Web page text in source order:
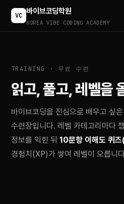
VC 바이브코딩학원
KOREA VIBE CODING ACADEMY
TRAINING · 무료 수련
읽고, 풀고, 레벨을
바이브코딩을 진심으로 배우고 싶
수련장입니다. 레벨 카테고리마다
정보를 익힌 뒤 10문항 이해도 퀴즈
경험치(XP)가 쌓여 레벨이 오릅니